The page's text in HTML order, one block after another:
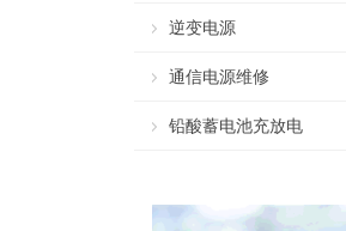
逆变电源
通信电源维修
铅酸蓄电池充放电